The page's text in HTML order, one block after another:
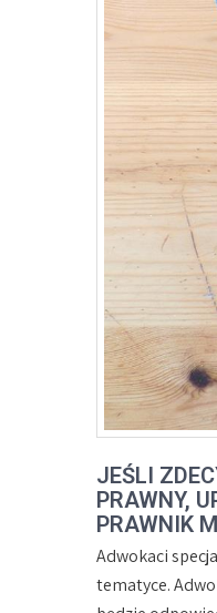
JEŚLI
PRAWNY,
PRAWNIK
Adwokaci
tematyce.